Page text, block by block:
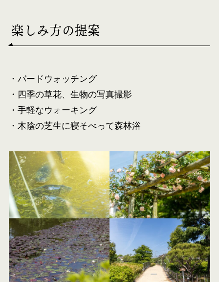
楽しみ方の提案
・バードウォッチング
・四季の草花、生物の写真撮影
・手軽なウォーキング
・木陰の芝生に寝そべって森林浴